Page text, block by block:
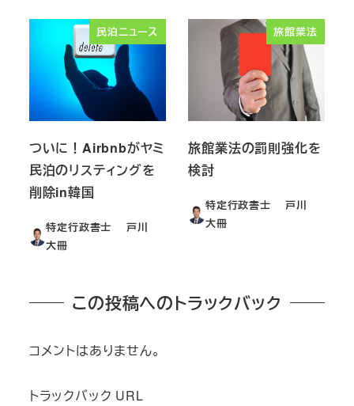
民泊ニュース
ついに！Airbnbがヤミ
民泊のリスティングを
削除in韓国
特定行政書士 戸川
大冊
旅館業法
旅館業法の罰則強化を
検討
特定行政書士 戸川
大冊
この投稿へのトラックバック
コメントはありません。
トラックバック URL